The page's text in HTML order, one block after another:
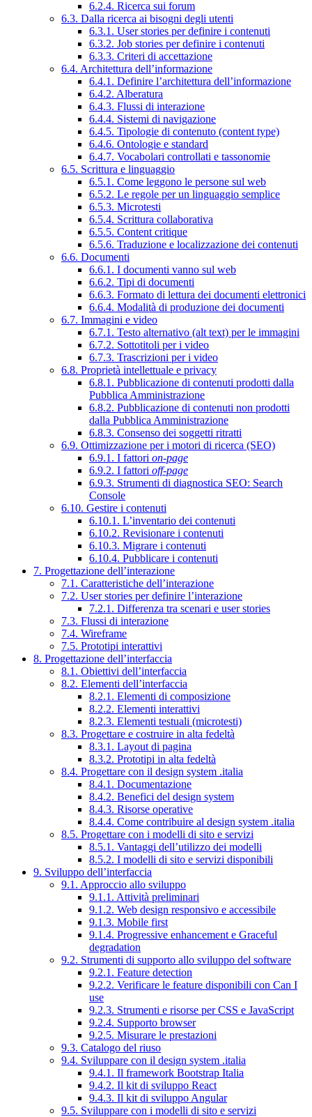
6.2.4. Ricerca sui forum
6.3. Dalla ricerca ai bisogni degli utenti
6.3.1. User stories per definire i contenuti
6.3.2. Job stories per definire i contenuti
6.3.3. Criteri di accettazione
6.4. Architettura dell’informazione
6.4.1. Definire l’architettura dell’informazione
6.4.2. Alberatura
6.4.3. Flussi di interazione
6.4.4. Sistemi di navigazione
6.4.5. Tipologie di contenuto (content type)
6.4.6. Ontologie e standard
6.4.7. Vocabolari controllati e tassonomie
6.5. Scrittura e linguaggio
6.5.1. Come leggono le persone sul web
6.5.2. Le regole per un linguaggio semplice
6.5.3. Microtesti
6.5.4. Scrittura collaborativa
6.5.5. Content critique
6.5.6. Traduzione e localizzazione dei contenuti
6.6. Documenti
6.6.1. I documenti vanno sul web
6.6.2. Tipi di documenti
6.6.3. Formato di lettura dei documenti elettronici
6.6.4. Modalità di produzione dei documenti
6.7. Immagini e video
6.7.1. Testo alternativo (alt text) per le immagini
6.7.2. Sottotitoli per i video
6.7.3. Trascrizioni per i video
6.8. Proprietà intellettuale e privacy
6.8.1. Pubblicazione di contenuti prodotti dalla
Pubblica Amministrazione
6.8.2. Pubblicazione di contenuti non prodotti
dalla Pubblica Amministrazione
6.8.3. Consenso dei soggetti ritratti
6.9. Ottimizzazione per i motori di ricerca (SEO)
6.9.1. I fattori on-page
6.9.2. I fattori off-page
6.9.3. Strumenti di diagnostica SEO: Search
Console
6.10. Gestire i contenuti
6.10.1. L’inventario dei contenuti
6.10.2. Revisionare i contenuti
6.10.3. Migrare i contenuti
6.10.4. Pubblicare i contenuti
7. Progettazione dell’interazione
7.1. Caratteristiche dell’interazione
7.2. User stories per definire l’interazione
7.2.1. Differenza tra scenari e user stories
7.3. Flussi di interazione
7.4. Wireframe
7.5. Prototipi interattivi
8. Progettazione dell’interfaccia
8.1. Obiettivi dell’interfaccia
8.2. Elementi dell’interfaccia
8.2.1. Elementi di composizione
8.2.2. Elementi interattivi
8.2.3. Elementi testuali (microtesti)
8.3. Progettare e costruire in alta fedeltà
8.3.1. Layout di pagina
8.3.2. Prototipi in alta fedeltà
8.4. Progettare con il design system .italia
8.4.1. Documentazione
8.4.2. Benefici del design system
8.4.3. Risorse operative
8.4.4. Come contribuire al design system .italia
8.5. Progettare con i modelli di sito e servizi
8.5.1. Vantaggi dell’utilizzo dei modelli
8.5.2. I modelli di sito e servizi disponibili
9. Sviluppo dell’interfaccia
9.1. Approccio allo sviluppo
9.1.1. Attività preliminari
9.1.2. Web design responsivo e accessibile
9.1.3. Mobile first
9.1.4. Progressive enhancement e Graceful
degradation
9.2. Strumenti di supporto allo sviluppo del software
9.2.1. Feature detection
9.2.2. Verificare le feature disponibili con Can I
use
9.2.3. Strumenti e risorse per CSS e JavaScript
9.2.4. Supporto browser
9.2.5. Misurare le prestazioni
9.3. Catalogo del riuso
9.4. Sviluppare con il design system .italia
9.4.1. Il framework Bootstrap Italia
9.4.2. Il kit di sviluppo React
9.4.3. Il kit di sviluppo Angular
9.5. Sviluppare con i modelli di sito e servizi